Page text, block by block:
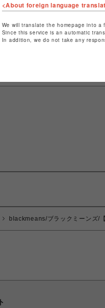
シ
特
blackmeans/ブラックミーンズ/
<About foreign language
We will translate the homepage into
Since this service is an automatic
In addition, we do not take any